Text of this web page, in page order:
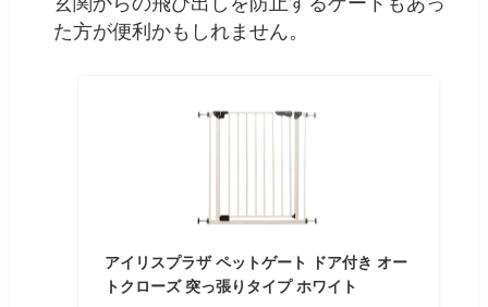
た方が便利かもしれません。
アイリスプラザ ペットゲート ドア付き オー
トクローズ 突っ張りタイプ ホワイト